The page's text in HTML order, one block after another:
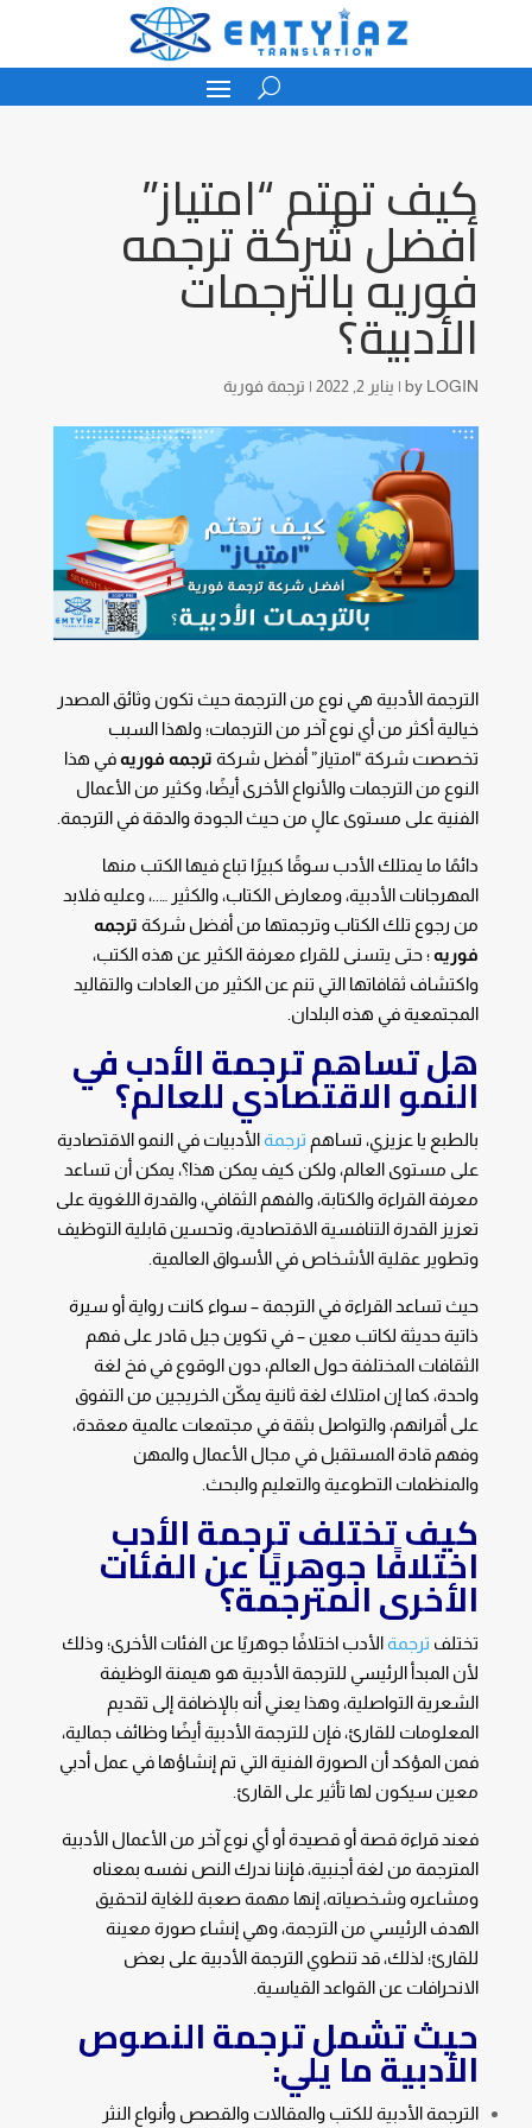
كيف تهتم “امتياز”
أفضل شركة ترجمه
فوريه بالترجمات
الأدبية؟
by LOGIN
| يناير 2, 2022 | ترجمة فورية
الترجمة الأدبية هي نوع من الترجمة حيث تكون وثائق المصدر
خيالية أكثر من أي نوع آخر من الترجمات؛ ولهذا السبب
تخصصت شركة “امتياز” أفضل شركة ترجمه فوريهفي هذا
النوع من الترجمات والأنواع الأخرى أيضًا، وكثير من الأعمال
الفنية على مستوى عالٍ من حيث الجودة والدقة في الترجمة.
دائمًا ما يمتلك الأدب سوقًا كبيرًا تباع فيها الكتب منها
المهرجانات الأدبية، ومعارض الكتاب، والكثير …..، وعليه فلابد
من رجوع تلك الكتاب وترجمتها من أفضل شركةترجمه
فوريه؛ حتى يتسنى للقراء معرفة الكثير عن هذه الكتب،
واكتشاف ثقافاتها التي تنم عن الكثير من العادات والتقاليد
المجتمعية في هذه البلدان.
هل تساهم ترجمة الأدب في
النمو الاقتصادي للعالم؟
بالطبع يا عزيزي، تساهم ترجمةالأدبيات في النمو الاقتصادية
على مستوى العالم، ولكن كيف يمكن هذا؟، يمكن أن تساعد
معرفة القراءة والكتابة، والفهم الثقافي، والقدرة اللغوية على
تعزيز القدرة التنافسية الاقتصادية، وتحسين قابلية التوظيف
وتطوير عقلية الأشخاص في الأسواق العالمية.
حيث تساعد القراءة في الترجمة – سواء كانت رواية أو سيرة
ذاتية حديثة لكاتب معين – في تكوين جيل قادر على فهم
الثقافات المختلفة حول العالم، دون الوقوع في فخ لغة
واحدة، كما إن امتلاك لغة ثانية يمكّن الخريجين من التفوق
على أقرانهم، والتواصل بثقة في مجتمعات عالمية معقدة،
وفهم قادة المستقبل في مجال الأعمال والمهن
والمنظمات التطوعية والتعليم والبحث.
كيف تختلف ترجمة الأدب
اختلافًا جوهريًا عن الفئات
الأخرى المترجمة؟
تختلف ترجمةالأدب اختلافًا جوهريًا عن الفئات الأخرى؛ وذلك
لأن المبدأ الرئيسي للترجمة الأدبية هو هيمنة الوظيفة
الشعرية التواصلية، وهذا يعني أنه بالإضافة إلى تقديم
المعلومات للقارئ، فإن للترجمة الأدبية أيضًا وظائف جمالية،
فمن المؤكد أن الصورة الفنية التي تم إنشاؤها في عمل أدبي
معين سيكون لها تأثير على القارئ.
فعند قراءة قصة أو قصيدة أو أي نوع آخر من الأعمال الأدبية
المترجمة من لغة أجنبية، فإننا ندرك النص نفسه بمعناه
ومشاعره وشخصياته، إنها مهمة صعبة للغاية لتحقيق
الهدف الرئيسي من الترجمة، وهي إنشاء صورة معينة
للقارئ؛ لذلك، قد تنطوي الترجمة الأدبية على بعض
الانحرافات عن القواعد القياسية.
حيث تشمل ترجمة النصوص
الأدبية ما يلي:
الترجمة الأدبية للكتب والمقالات والقصص وأنواع النثر